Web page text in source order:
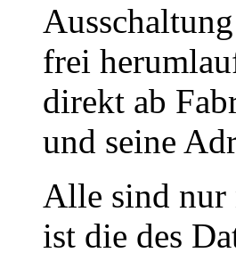
frei
direkt ab
und seine
Alle sind nur
ist die des